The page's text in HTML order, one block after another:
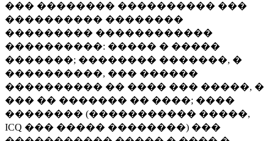
��� �������� ���������� ���
���������� ��������
��������� ������������
����������: ����� � �����
�������; �������� �������, �
����������, ��� ������
���������� �� ���� ��� �����, �
��� �� ������� �� ����; ����
�������� (����������� �����,
ICQ ��� ����� ��������) ���